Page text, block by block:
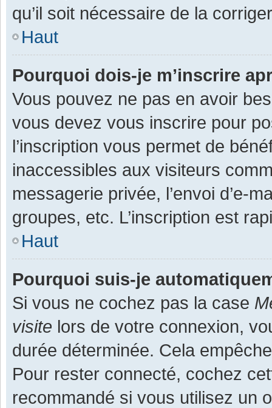
qu’il soit nécessaire de la
Haut
Pourquoi dois-je m’inscrire
Vous pouvez ne pas en avoir
vous devez vous inscrire pour
l’inscription vous permet de
inaccessibles aux visiteurs
messagerie privée, l’envoi d’e-
groupes, etc. L’inscription est
Haut
Pourquoi suis-je
Si vous ne cochez pas la case
visite lors de votre connexion,
durée déterminée. Cela
Pour rester connecté, cochez
recommandé si vous utilisez un